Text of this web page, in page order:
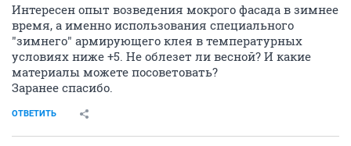
Интересен опыт возведения мокрого фасада в зимнее
время, а именно использования специального
"зимнего" армирующего клея в температурных
условиях ниже +5. Не облезет ли весной? И какие
материалы можете посоветовать?
Заранее спасибо.
ОТВЕТИТЬ